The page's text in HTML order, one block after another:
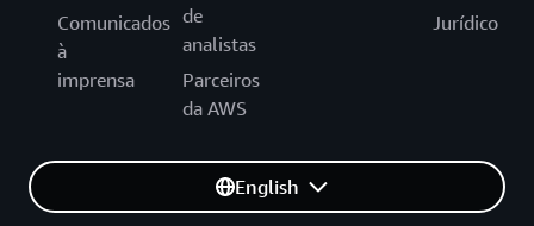
Comunicados
à
imprensa
de
analistas
Parceiros
da AWS
Jurídico
English